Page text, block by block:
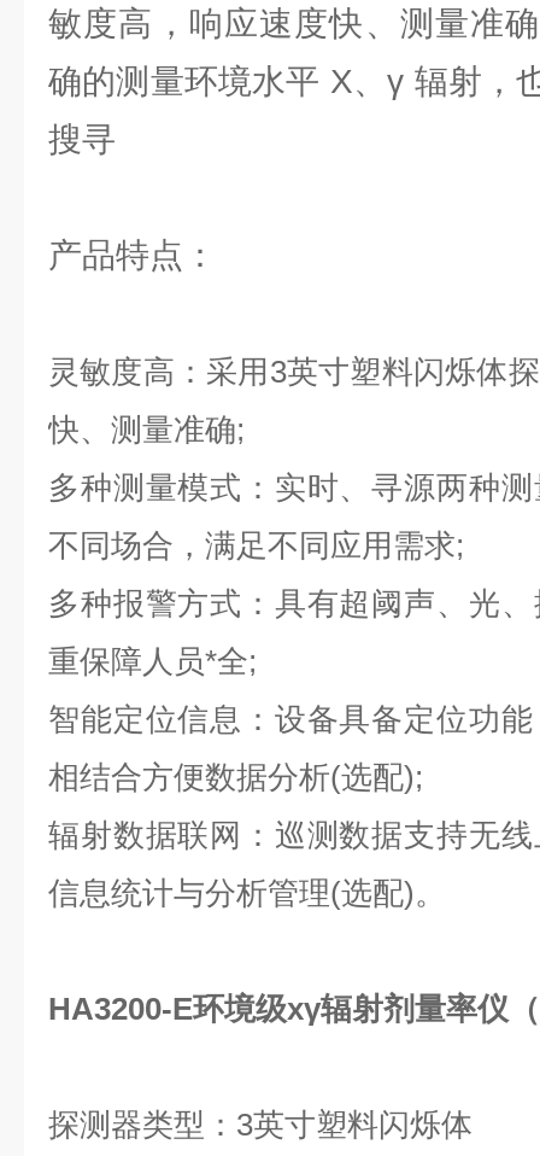
敏度高，响应速度快、测量准
确的测量环境水平 X、γ 辐射，
搜寻
产品特点：
灵敏度高：采用3英寸塑料闪烁体
快、测量准确;
多种测量模式：实时、寻源两种
不同场合，满足不同应用需求;
多种报警方式：具有超阈声、光
重保障人员*全;
智能定位信息：设备具备定位功
相结合方便数据分析(选配);
辐射数据联网：巡测数据支持无
信息统计与分析管理(选配)。
HA3200-E环境级xγ辐射剂量率仪
探测器类型：3英寸塑料闪烁体